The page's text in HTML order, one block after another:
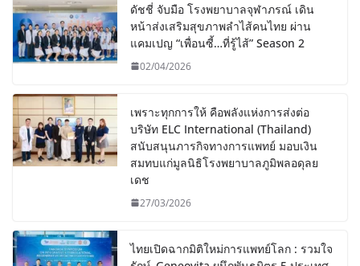
ดัชชี่ จับมือ โรงพยาบาลจุฬาภรณ์ เดิน
หน้าส่งเสริมสุขภาพลำไส้คนไทย ผ่าน
แคมเปญ “เพื่อนซี้…ที่รู้ไส้” Season 2
02/04/2026
เพราะทุกการให้ คือพลังแห่งการส่งต่อ
บริษัท ELC International (Thailand)
สนับสนุนภารกิจทางการแพทย์ มอบเงิน
สมทบแก่มูลนิธิโรงพยาบาลภูมิพลอดุลย
เดช
27/03/2026
ไทยเปิดฉากมิติใหม่การแพทย์โลก : รวมใจ